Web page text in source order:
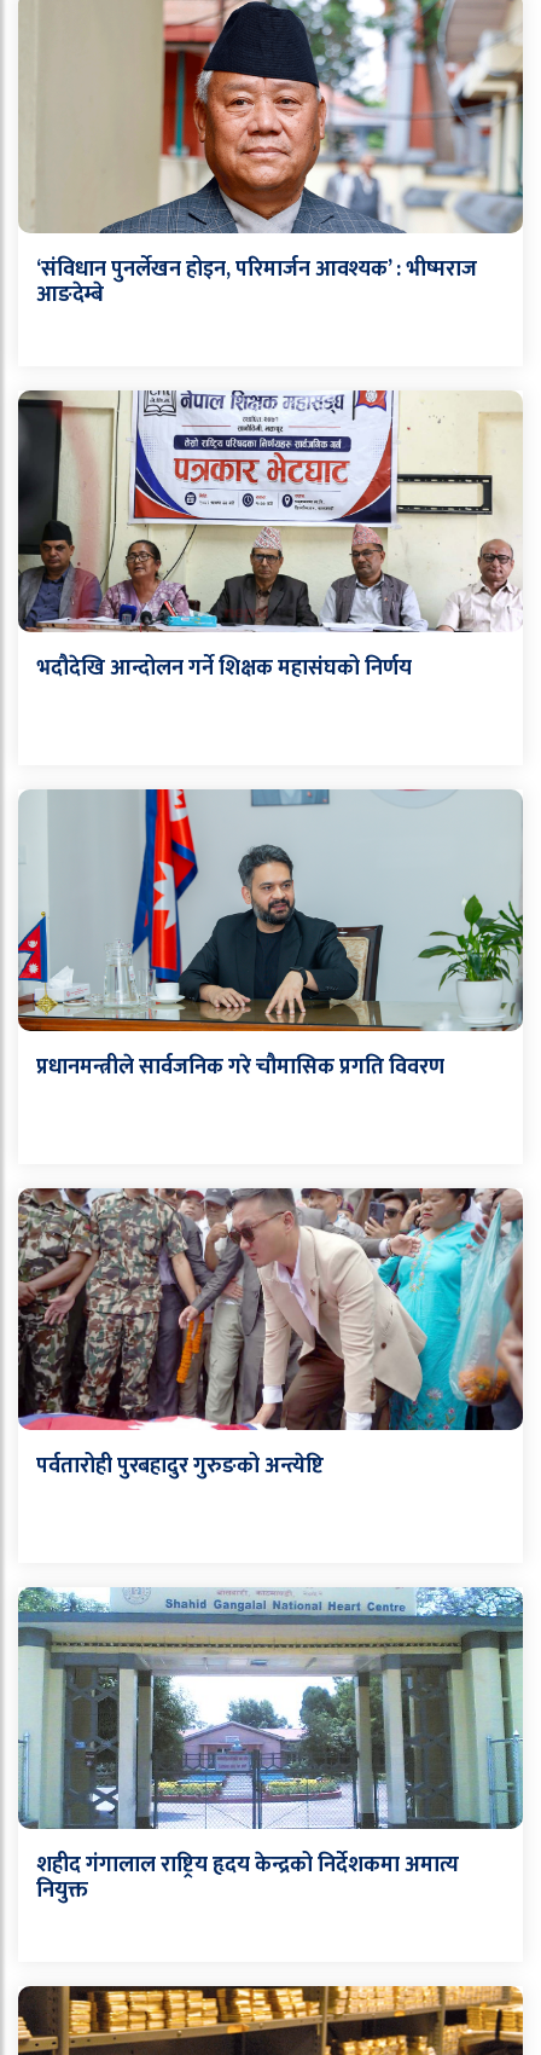
‘संविधान पुनर्लेखन होइन, परिमार्जन आवश्यक’ : भीष्मराज
आङदेम्बे
भदौदेखि आन्दोलन गर्ने शिक्षक महासंघको निर्णय
प्रधानमन्त्रीले सार्वजनिक गरे चौमासिक प्रगति विवरण
पर्वतारोही पुरबहादुर गुरुङको अन्त्येष्टि
शहीद गंगालाल राष्ट्रिय हृदय केन्द्रको निर्देशकमा अमात्य
नियुक्त